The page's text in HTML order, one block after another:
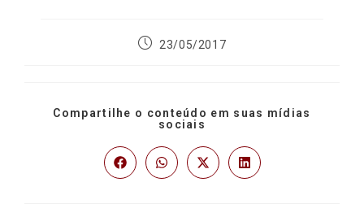
23/05/2017
Compartilhe o conteúdo em suas mídias
sociais